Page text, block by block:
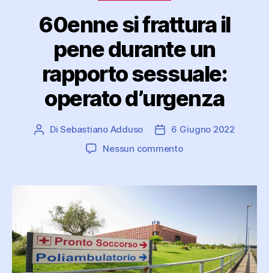
60enne si frattura il
pene durante un
rapporto sessuale:
operato d’urgenza
Autore
DiSebastiano Adduso
Data6 Giugno 2022
Nessun commentosu
frattura
un
rapporto
sessuale: